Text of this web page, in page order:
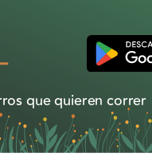
que quieren correr